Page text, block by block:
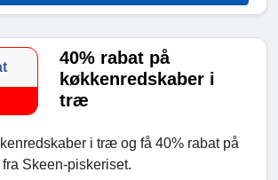
40% rabat på
køkkenredskaber i
træ
i træ og få 40% rabat på
Skeen-piskeriset.